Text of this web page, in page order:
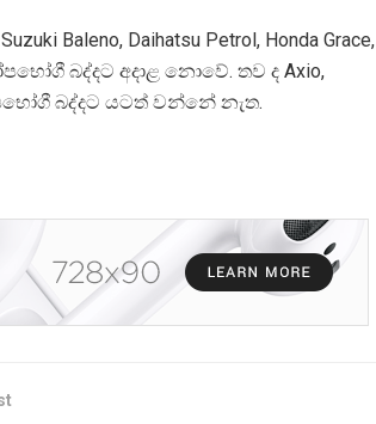
Baleno, Daihatsu Petrol, Honda Grace,
බද්දට අදාළ නොවේ. තව ද Axio,
බද්දට යටත් වන්නේ නැත.